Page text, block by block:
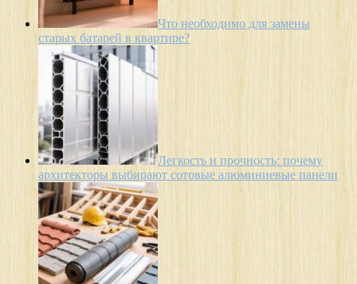
Что необходимо для замены
старых батарей в квартире?
Легкость и прочность: почему
архитекторы выбирают сотовые алюминиевые панели